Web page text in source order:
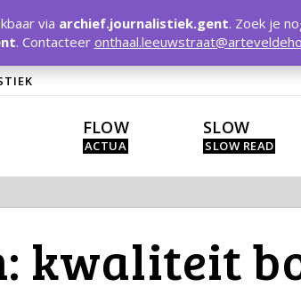
FLOW SLOW
kwaliteit
via archief.journalistiek.gent. Zoek je
. Contacteer